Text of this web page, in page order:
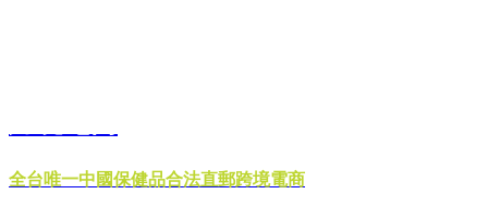
全台唯一中國保健品合法直郵跨境電商